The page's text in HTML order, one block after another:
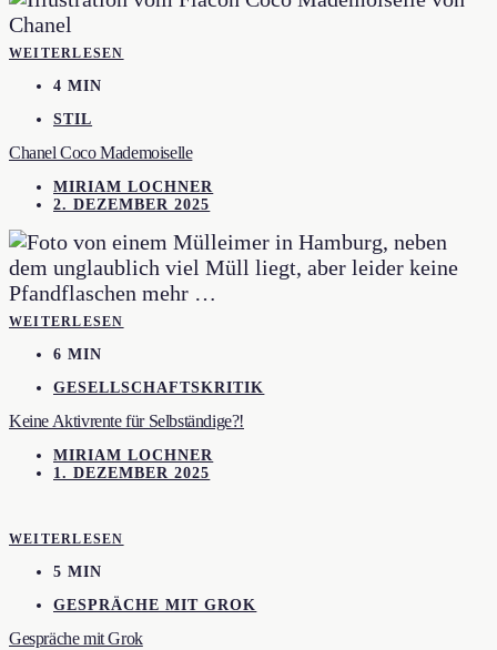
WEITERLESEN
4 MIN
STIL
Chanel Coco Mademoiselle
MIRIAM LOCHNER
2. DEZEMBER 2025
WEITERLESEN
6 MIN
GESELLSCHAFTSKRITIK
Keine Aktivrente für Selbständige?!
MIRIAM LOCHNER
1. DEZEMBER 2025
WEITERLESEN
5 MIN
GESPRÄCHE MIT GROK
Gespräche mit Grok